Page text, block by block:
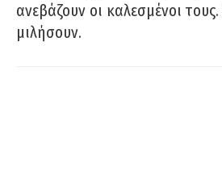
ανεβάζουν οι καλεσμένοι
μιλήσουν.